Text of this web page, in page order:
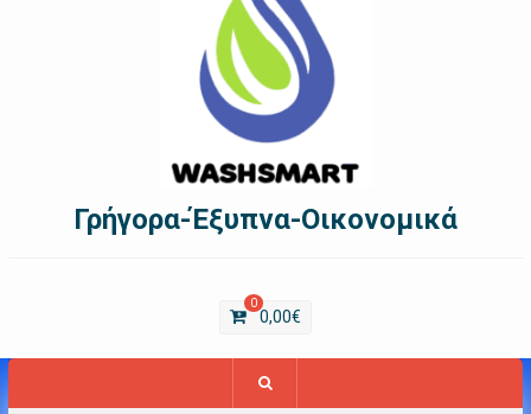
Γρήγορα-Έξυπνα-Οικονομικά
0
0,00€